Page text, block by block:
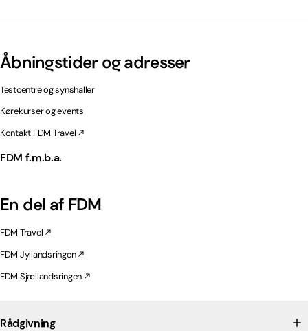
Åbningstider og adresser
Testcentre og synshaller
Kørekurser og events
Kontakt FDM Travel
FDM f.m.b.a.
En del af FDM
FDM Travel
FDM Jyllandsringen
FDM Sjællandsringen
Rådgivning